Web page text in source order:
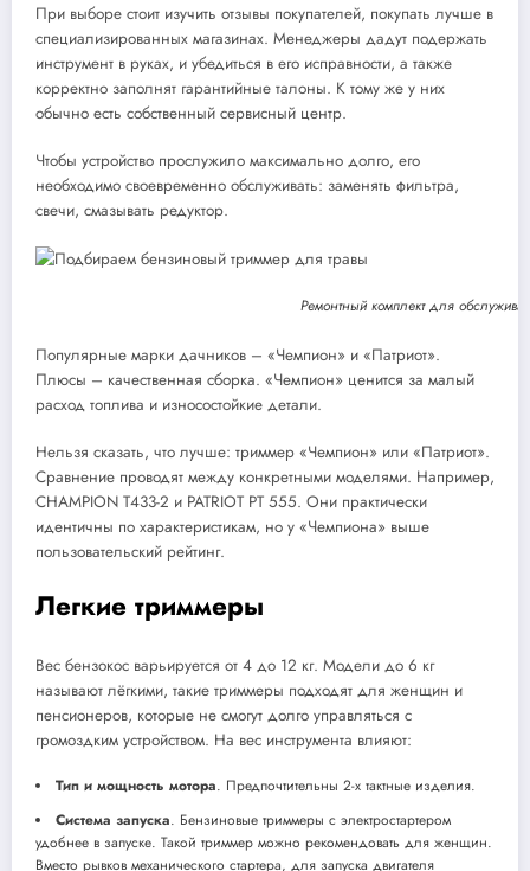
При выборе стоит изучить отзывы покупателей, покупать лучше в
специализированных магазинах. Менеджеры дадут подержать
инструмент в руках, и убедиться в его исправности, а также
корректно заполнят гарантийные талоны. К тому же у них
обычно есть собственный сервисный центр.
Чтобы устройство прослужило максимально долго, его
необходимо своевременно обслуживать: заменять фильтра,
свечи, смазывать редуктор.
Ремонтный комплект для
Популярные марки дачников – «Чемпион» и «Патриот».
Плюсы – качественная сборка. «Чемпион» ценится за малый
расход топлива и износостойкие детали.
Нельзя сказать, что лучше: триммер «Чемпион» или «Патриот».
Сравнение проводят между конкретными моделями. Например,
CHAMPION T433-2 и PATRIOT PT 555. Они практически
идентичны по характеристикам, но у «Чемпиона» выше
пользовательский рейтинг.
Легкие триммеры
Вес бензокос варьируется от 4 до 12 кг. Модели до 6 кг
называют лёгкими, такие триммеры подходят для женщин и
пенсионеров, которые не смогут долго управляться с
громоздким устройством. На вес инструмента влияют:
Тип и мощность мотора. Предпочтительны 2-х тактные изделия.
Система запуска. Бензиновые триммеры с электростартером
удобнее в запуске. Такой триммер можно рекомендовать для женщин.
Вместо рывков механического стартера, для запуска двигателя